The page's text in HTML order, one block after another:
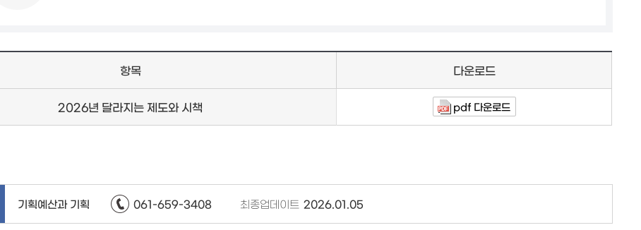
항목 다운로드
2026년 달라지는 제도와 시책 pdf 다운로드
기획예산과 기획 061-659-3408 최종업데이트 2026.01.05